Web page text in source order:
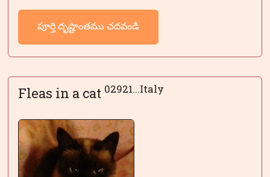
పూర్తి దృష్టాంతము చదవండి
Fleas in a cat 02921...Italy